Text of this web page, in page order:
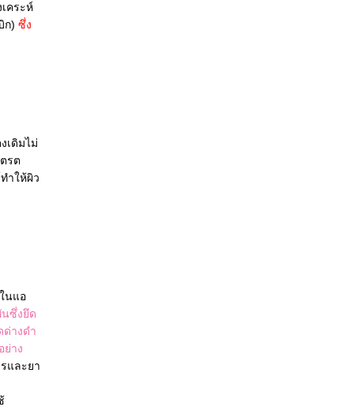
คระห์
ก) ซึ่ง
เดิมไม่
รต
ำให้ผิว
นแอ
นซึ่งยึด
ด่างดำ
ย่าง
และยา